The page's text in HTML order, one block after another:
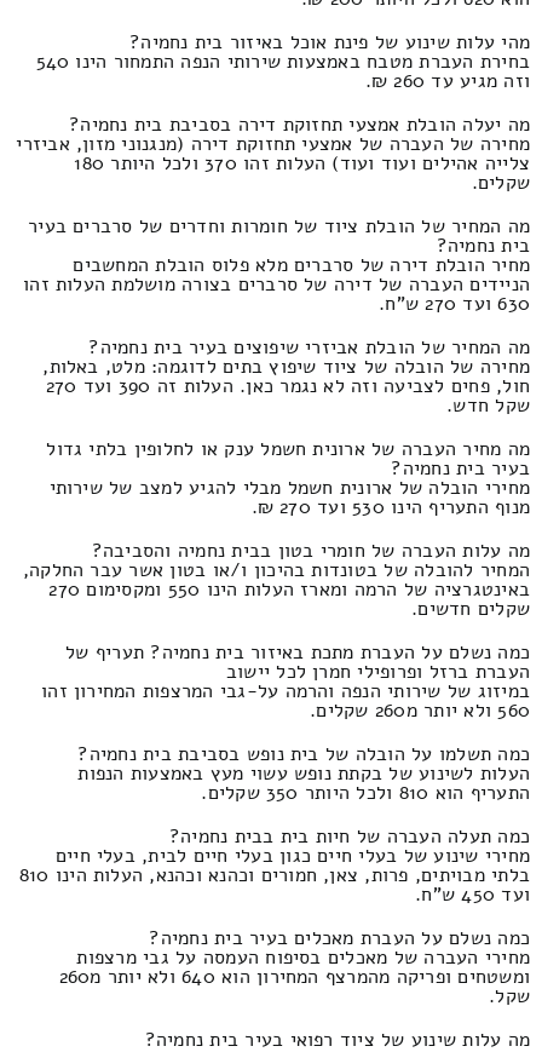
מהי עלות שינוע של פינת אוכל באיזור בית נחמיה?
בחירת העברת מטבח באמצעות שירותי הנפה התמחור הינו 540
וזה מגיע עד 260 ₪.
מה יעלה הובלת אמצעי תחזוקת דירה בסביבת בית נחמיה?
מחירה של העברה של אמצעי תחזוקת דירה (מנגנוני מזון, אביזרי
צלייה אהילים ועוד ועוד) העלות זהו 370 ולכל היותר 180
שקלים.
מה המחיר של הובלת ציוד של חומרות וחדרים של סרברים בעיר
בית נחמיה?
מחיר הובלת דירה של סרברים מלא פלוס הובלת המחשבים
הניידים העברה של דירה של סרברים בצורה מושלמת העלות זהו
630 ועד 270 ש"ח.
מה המחיר של הובלת אביזרי שיפוצים בעיר בית נחמיה?
מחירה של הובלה של ציוד שיפוץ בתים לדוגמה: מלט, באלות,
חול, פחים לצביעה וזה לא נגמר כאן. העלות זה 390 ועד 270
שקל חדש.
מה מחיר העברה של ארונית חשמל ענק או לחלופין בלתי גדול
בעיר בית נחמיה?
מחירי הובלה של ארונית חשמל מבלי להגיע למצב של שירותי
מנוף התעריף הינו 530 ועד 270 ₪.
מה עלות העברה של חומרי בטון בבית נחמיה והסביבה?
המחיר להובלה של בטונדות בהיכון ו/או בטון אשר עבר החלקה,
באינטגרציה של הרמה ומארז העלות הינו 550 ומקסימום 270
שקלים חדשים.
כמה נשלם על העברת מתכת באיזור בית נחמיה? תעריף של
העברת ברזל ופרופילי חמרן לכל יישוב
במיזוג של שירותי הנפה והרמה על-גבי המרצפות המחירון זהו
560 ולא יותר מ260 שקלים.
כמה תשלמו על הובלה של בית נופש בסביבת בית נחמיה?
העלות לשינוע של בקתת נופש עשוי מעץ באמצעות הנפות
התעריף הוא 810 ולכל היותר 350 שקלים.
כמה תעלה העברה של חיות בית בבית נחמיה?
מחירי שינוע של בעלי חיים כגון בעלי חיים לבית, בעלי חיים
בלתי מבויתים, פרות, צאן, חמורים וכהנא וכהנא, העלות הינו 810
ועד 450 ש"ח.
כמה נשלם על העברת מאכלים בעיר בית נחמיה?
מחירי העברה של מאכלים בסיפוח העמסה על גבי מרצפות
ומשטחים ופריקה מהמרצף המחירון הוא 640 ולא יותר מ260
שקל.
מה עלות שינוע של ציוד רפואי בעיר בית נחמיה?